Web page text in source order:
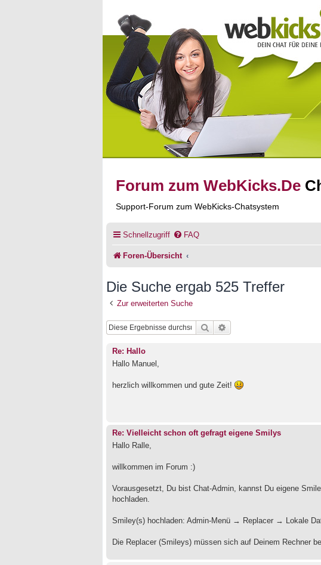
Forum zum WebKicks.De
Support-Forum zum WebKicks-Chatsystem
Schnellzugriff FAQ
Foren-Übersicht
Die Suche ergab 525 Treffer
Zur erweiterten Suche
Suche
Re: Hallo
Hallo Manuel,
herzlich willkommen und gute Zeit!
Re: Vielleicht schon oft gefragt eigene Smilys
Hallo Ralle,
willkommen im Forum :)
Vorausgesetzt, Du bist Chat-Admin, kannst Du eigene
hochladen.
Smiley(s) hochladen: Admin-Menü → Replacer → Lokale
Die Replacer (Smileys) müssen sich auf Deinem Rechner